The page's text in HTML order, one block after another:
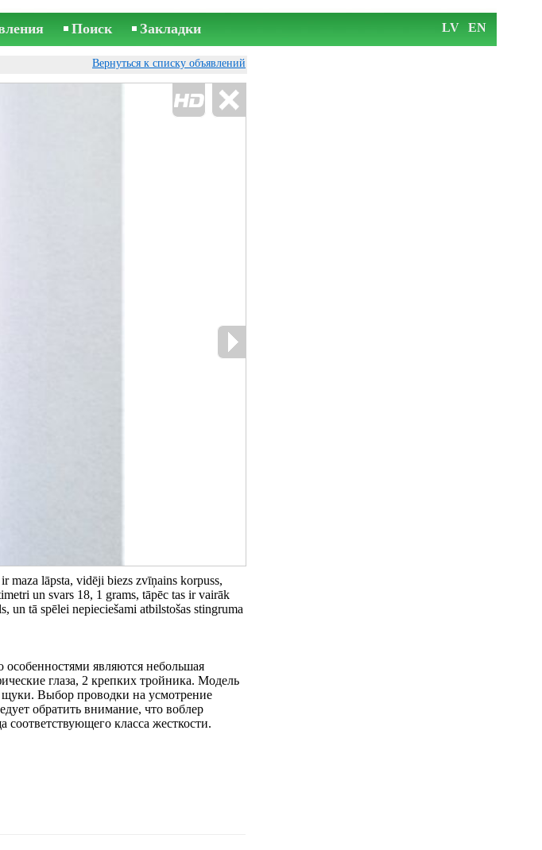
Поиск Закладки LV EN
Вернуться к списку объявлений
maza lāpsta, vidēji biezs zvīņains korpuss,
un svars 18, 1 grams, tāpēc tas ir vairāk
tā spēlei nepieciešami atbilstošas stingruma
являются небольшая
глаза, 2 крепких тройника. Модель
щуки. Выбор проводки на усмотрение
обратить внимание, что воблер
класса жесткости.